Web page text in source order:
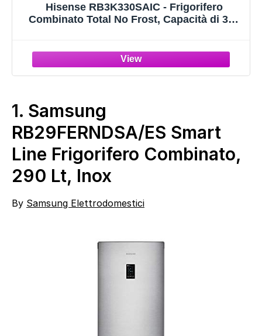
Hisense RB3K330SAIC - Frigorifero
Combinato Total No Frost, Capacità di 330
Inverter, Classe C, Inox
1. Samsung
RB29FERNDSA/ES Smart
Line Frigorifero Combinato,
290 Lt, Inox
By Samsung Elettrodomestici